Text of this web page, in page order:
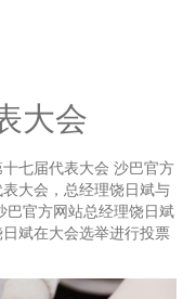
大会
七届代表大会 沙巴官方
大会，总经理饶日斌与
巴官方网站总经理饶日斌
斌在大会选举进行投票